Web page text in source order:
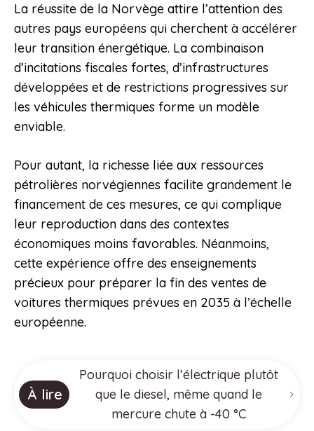
La réussite de la Norvège attire l’attention des
autres pays européens qui cherchent à accélérer
leur transition énergétique. La combinaison
d’incitations fiscales fortes, d’infrastructures
développées et de restrictions progressives sur
les véhicules thermiques forme un modèle
enviable.
Pour autant, la richesse liée aux ressources
pétrolières norvégiennes facilite grandement le
financement de ces mesures, ce qui complique
leur reproduction dans des contextes
économiques moins favorables. Néanmoins,
cette expérience offre des enseignements
précieux pour préparer la fin des ventes de
voitures thermiques prévues en 2035 à l’échelle
européenne.
À lire
Pourquoi choisir l’électrique plutôt
que le diesel, même quand le
mercure chute à -40 °C